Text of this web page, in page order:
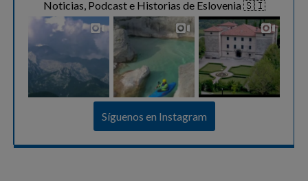
Noticias, Podcast e Historias de Eslovenia 🇸🇮
Síguenos en Instagram